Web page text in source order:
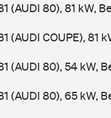
(AUDI 80), 81 kW,
(AUDI COUPE), 81
(AUDI 80), 54 kW,
(AUDI 80), 65 kW,